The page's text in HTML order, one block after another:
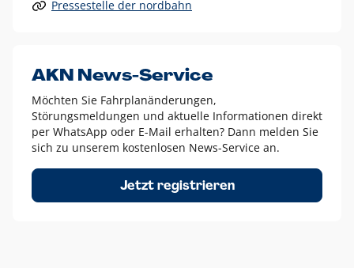
Alle anderen Logo-Varianten dürfen nur in Ausnahmefällen
Diese Ausnahmen sind zum Beispiel:
dem AKN Blau,
weißes Logo auf Fotohintergründen,
schwarzes Logo für reine Schwarz-Weiß-Umsetzungen
Um das Logo herum muss ein Schutzraum von jeweils einer
Höhe bzw. Breite des N aus AKN in alle Richtungen
Pressestelle der nordbahn
AKN News-Service
Möchten Sie Fahrplanänderungen,
Störungsmeldungen und aktuelle Informationen direkt
per WhatsApp oder E-Mail erhalten? Dann melden Sie
sich zu unserem kostenlosen News-Service an.
Jetzt registrieren